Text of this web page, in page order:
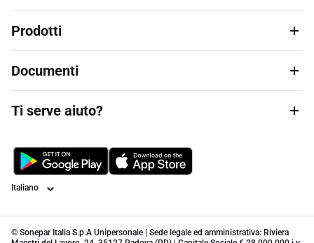
Prodotti
Documenti
Ti serve aiuto?
Lingua
© Sonepar Italia S.p.A Unipersonale | Sede legale ed amministrativa: Riviera